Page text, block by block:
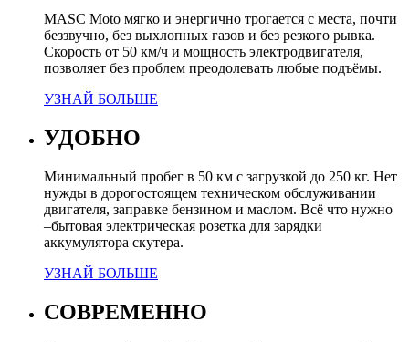
MASC Moto мягко и энергично трогается с места, почти
беззвучно, без выхлопных газов и без резкого рывка.
Скорость от 50 км/ч и мощность электродвигателя,
позволяет без проблем преодолевать любые подъёмы.
УЗНАЙ БОЛЬШЕ
УДОБНО
Минимальный пробег в 50 км с загрузкой до 250 кг. Нет
нужды в дорогостоящем техническом обслуживании
двигателя, заправке бензином и маслом. Всё что нужно
–бытовая электрическая розетка для зарядки
аккумулятора скутера.
УЗНАЙ БОЛЬШЕ
СОВРЕМЕННО